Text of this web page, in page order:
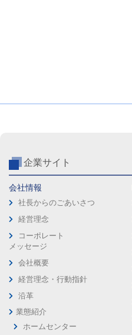
企業サイト
会社情報
社長からのごあいさつ
経営理念
コーポレート
メッセージ
会社概要
経営理念・行動指針
沿革
業態紹介
ホームセンター